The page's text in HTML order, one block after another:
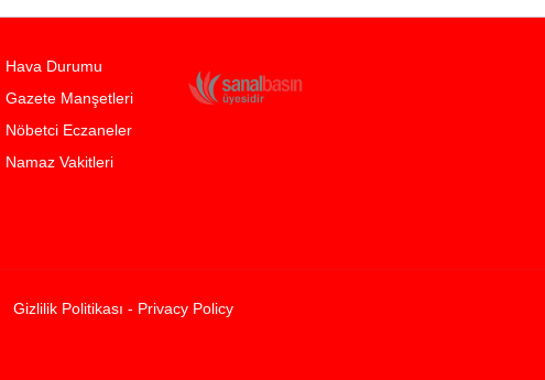
Hava Durumu
Gazete Manşetleri
Nöbetci Eczaneler
Namaz Vakitleri
Gizlilik Politikası - Privacy Policy